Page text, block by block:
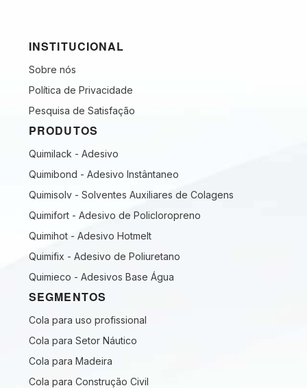
INSTITUCIONAL
Sobre nós
Política de Privacidade
Pesquisa de Satisfação
PRODUTOS
Quimilack - Adesivo
Quimibond - Adesivo Instântaneo
Quimisolv - Solventes Auxiliares de Colagens
Quimifort - Adesivo de Policloropreno
Quimihot - Adesivo Hotmelt
Quimifix - Adesivo de Poliuretano
Quimieco - Adesivos Base Água
SEGMENTOS
Cola para uso profissional
Cola para Setor Náutico
Cola para Madeira
Cola para Construção Civil